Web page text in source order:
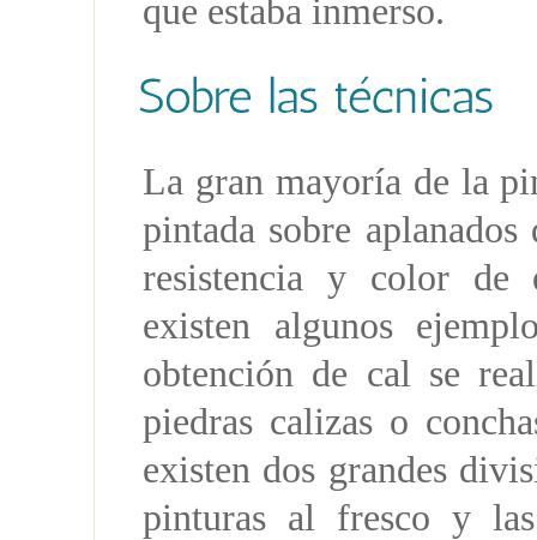
que estaba inmerso.
La gran mayoría de la
pintada sobre
resistencia y color de
existen algunos
obtención de cal se
piedras calizas o
existen dos grandes
pinturas al fresco y